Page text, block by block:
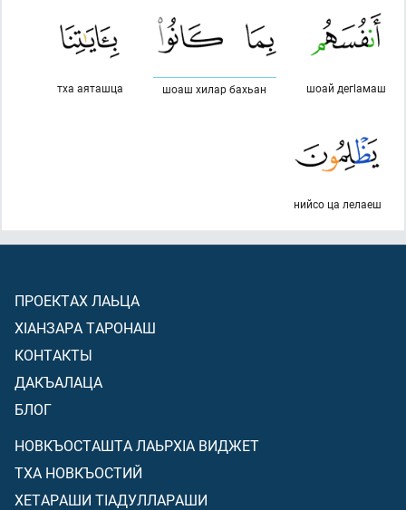
шоай дегlамаш
шоаш хилар бахьан
тха аяташца
нийсо ца лелаеш
ПРОЕКТАХ ЛАЬЦА
ХIАНЗАРА ТАРОНАШ
КОНТАКТЫ
ДАКЪАЛАЦА
БЛОГ
НОВКЪОСТАШТА ЛАЬРХIА ВИДЖЕТ
ТХА НОВКЪОСТИЙ
ХЕТАРАШИ ТIАДУЛЛАРАШИ